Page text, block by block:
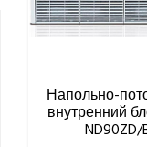
Напольно-
внутренний
ND90ZD/